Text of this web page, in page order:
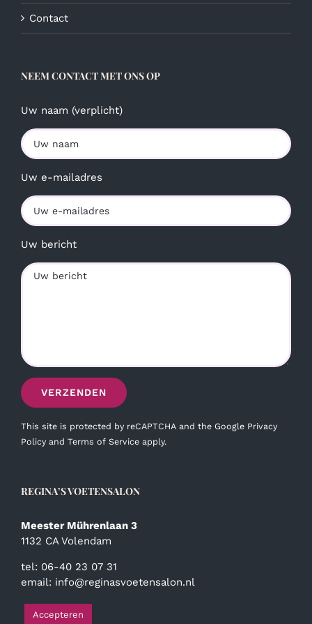
Contact
NEEM CONTACT MET ONS OP
Uw naam (verplicht)
Uw e-mailadres
Uw bericht
This site is protected by reCAPTCHA and the Google Privacy
Policy and Terms of Service apply.
REGINA’S VOETENSALON
Meester Mührenlaan 3
1132 CA Volendam
tel: 06-40 23 07 31
email: info@reginasvoetensalon.nl
Accepteren